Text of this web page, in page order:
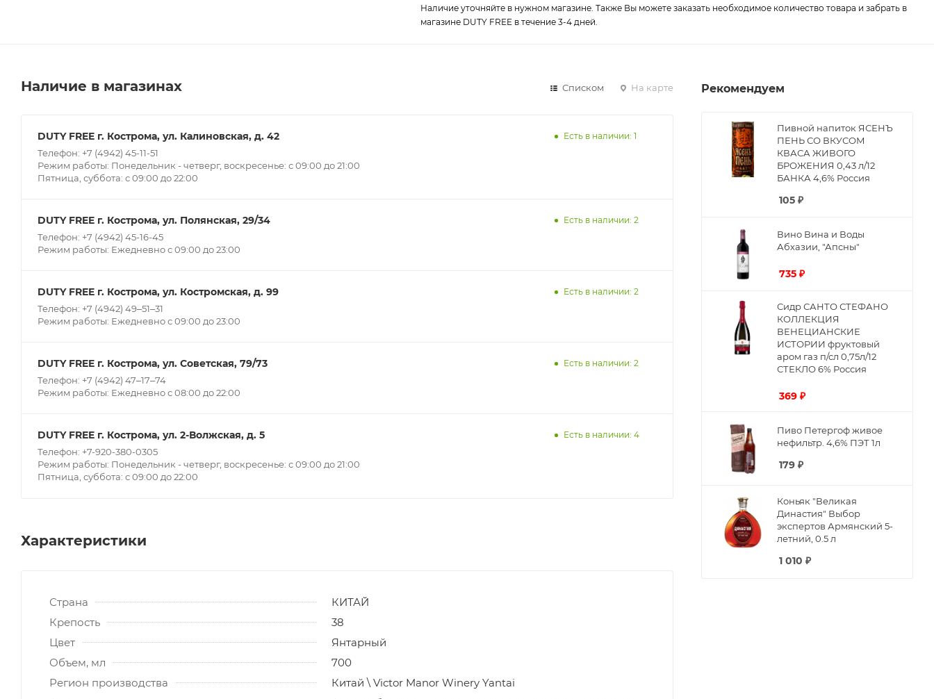
Наличие уточняйте в нужном магазине. Также Вы можете заказать необходимое количество товара и забрать в
магазине DUTY FREE в течение 3-4 дней.
Наличие в магазинах Списком На карте
DUTY FREE г. Кострома, ул. Калиновская, д. 42
Телефон: +7 (4942) 45-11-51
Режим работы: Понедельник - четверг, воскресенье: с 09:00 до 21:00
Пятница, суббота: с 09:00 до 22:00
Есть в наличии: 1
DUTY FREE г. Кострома, ул. Полянская, 29/34
Телефон: +7 (4942) 45-16-45
Режим работы: Ежедневно с 09:00 до 23:00
Есть в наличии: 2
DUTY FREE г. Кострома, ул. Костромская, д. 99
Телефон: +7 (4942) 49‒51‒31
Режим работы: Ежедневно с 09:00 до 23:00
Есть в наличии: 2
DUTY FREE г. Кострома, ул. Советская, 79/73
Телефон: +7 (4942) 47‒17‒74
Режим работы: Ежедневно с 08:00 до 22:00
Есть в наличии: 2
DUTY FREE г. Кострома, ул. 2-Волжская, д. 5
Телефон: +7-920-380-0305
Режим работы: Понедельник - четверг, воскресенье: с 09:00 до 21:00
Пятница, суббота: с 09:00 до 22:00
Есть в наличии: 4
Характеристики
Страна
КИТАЙ
Крепость
38
Цвет
Янтарный
Объем, мл
700
Регион производства
Китай \ Victor Manor Winery Yantai
Рекомендуем
Пивной напиток ЯСЕНЪ
ПЕНЬ СО ВКУСОМ
КВАСА ЖИВОГО
БРОЖЕНИЯ 0,43 л/12
БАНКА 4,6% Россия
105 ₽
Вино Вина и Воды
Абхазии, "Апсны"
735 ₽
Сидр САНТО СТЕФАНО
КОЛЛЕКЦИЯ
ВЕНЕЦИАНСКИЕ
ИСТОРИИ фруктовый
аром газ п/сл 0,75л/12
СТЕКЛО 6% Россия
369 ₽
Пиво Петергоф живое
нефильтр. 4,6% ПЭТ 1л
179 ₽
Коньяк "Великая
Династия" Выбор
экспертов Армянский 5-
летний, 0.5 л
1 010 ₽